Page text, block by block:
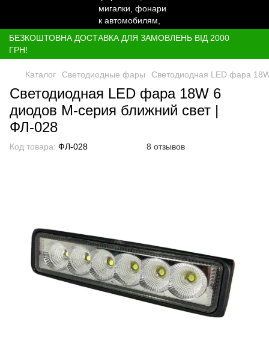
БЕЗКОШТОВНА ДОСТАВКА ДЛЯ ЗАМОВЛЕНЬ ВІД 2000
ГРН!
Каталог Светодиодные фары Светодиодная LED фара
Светодиодная LED фара 18W 6
диодов M-серия ближний свет |
ФЛ-028
Код товара: ФЛ-028 8 отзывов